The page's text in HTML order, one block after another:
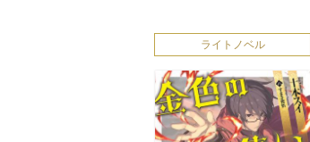
ライトノベル